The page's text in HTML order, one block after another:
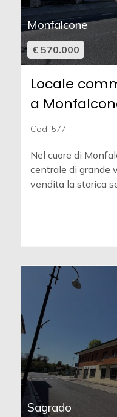
Monfalcone
€ 570.000
Locale
a
Cod. 577
Nel cuore di
centrale di grande
vendita la storica
Sagrado